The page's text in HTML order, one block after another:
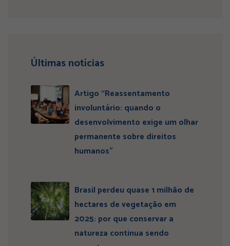
Últimas notícias
Artigo “Reassentamento
involuntário: quando o
desenvolvimento exige um olhar
permanente sobre direitos
humanos”
Brasil perdeu quase 1 milhão de
hectares de vegetação em
2025: por que conservar a
natureza continua sendo